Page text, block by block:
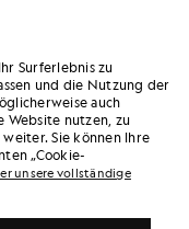
von 70 £
Kostenlose
mit
ANMELDEN
Surferlebnis zu
und die Nutzung der
auch
Website nutzen, zu
Sie können Ihre
„Cookie-
unsere vollständige